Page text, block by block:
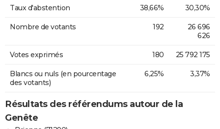
Taux d'abstention 38,66% 30,30%
Nombre de votants 192
26 696
626
Votes exprimés 180 25 792 175
Blancs ou nuls (en pourcentage
des votants)
6,25% 3,37%
Résultats des référendums autour de la
Genête